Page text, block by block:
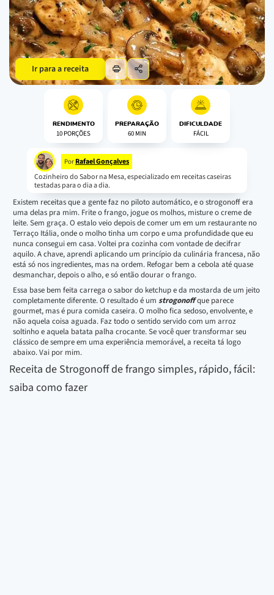
Ir para a receita
RENDIMENTO
10 PORÇÕES
PREPARAÇÃO
60 MIN
DIFICULDADE
FÁCIL
Por Rafael Gonçalves
Cozinheiro do Sabor na Mesa, especializado em receitas caseiras
testadas para o dia a dia.
Existem receitas que a gente faz no piloto automático, e o strogonoff era
uma delas pra mim. Frite o frango, jogue os molhos, misture o creme de
leite. Sem graça. O estalo veio depois de comer um em um restaurante no
Terraço Itália, onde o molho tinha um corpo e uma profundidade que eu
nunca consegui em casa. Voltei pra cozinha com vontade de decifrar
aquilo. A chave, aprendi aplicando um princípio da culinária francesa, não
está só nos ingredientes, mas na ordem. Refogar bem a cebola até quase
desmanchar, depois o alho, e só então dourar o frango.
Essa base bem feita carrega o sabor do ketchup e da mostarda de um jeito
completamente diferente. O resultado é um strogonoffque parece
gourmet, mas é pura comida caseira. O molho fica sedoso, envolvente, e
não aquela coisa aguada. Faz todo o sentido servido com um arroz
soltinho e aquela batata palha crocante. Se você quer transformar seu
clássico de sempre em uma experiência memorável, a receita tá logo
abaixo. Vai por mim.
Receita de Strogonoff de frango simples, rápido, fácil:
saiba como fazer